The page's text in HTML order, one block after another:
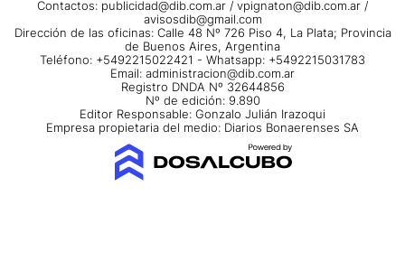
Contactos: publicidad@dib.com.ar / vpignaton@dib.com.ar /
avisosdib@gmail.com
Dirección de las oficinas: Calle 48 Nº 726 Piso 4, La Plata; Provincia
de Buenos Aires, Argentina
Teléfono: +5492215022421 - Whatsapp: +5492215031783
Email: administracion@dib.com.ar
Registro DNDA Nº 32644856
Nº de edición: 9.890
Editor Responsable: Gonzalo Julián Irazoqui
Empresa propietaria del medio: Diarios Bonaerenses SA